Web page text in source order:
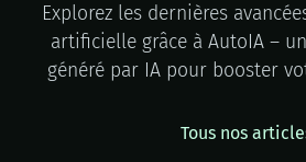
Explorez les dernières
artificielle grâce à AutoIA –
généré par IA pour booster
Tous nos